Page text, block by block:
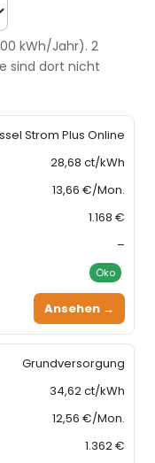
kWh/Jahr). 2
sind dort nicht
Strom Plus Online
28,68 ct/kWh
13,66 €/Mon.
1.168 €
–
Öko
Ansehen →
Grundversorgung
34,62 ct/kWh
12,56 €/Mon.
1.362 €